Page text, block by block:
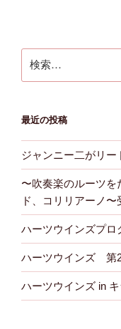
ー
シ
索:
最近の投稿
ジャンニー二がリー
〜吹奏楽のルーツ
ド、コリリアーノ〜
ハーツウインズプロ
ハーツウインズ 第
ハーツウインズ in